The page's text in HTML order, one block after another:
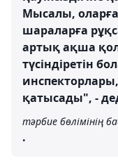
Мысалы,
шараларға
артық ақша
түсіндіретін
қатысады", -
тәрбие бөлімінің
.